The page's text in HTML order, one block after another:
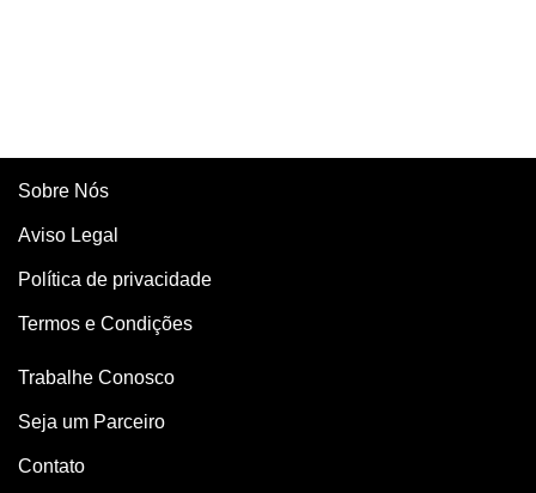
Sobre Nós
Aviso Legal
Política de privacidade
Termos e Condições
Trabalhe Conosco
Seja um Parceiro
Contato